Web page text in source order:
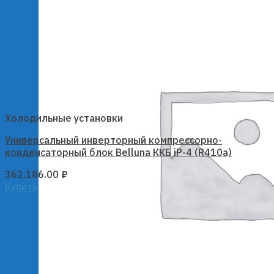
Холодильные установки
Универсальный инверторный компрессорно-
конденсаторный блок Belluna ККБ iP-4 (R410a)
362,186.00 ₽
Купить